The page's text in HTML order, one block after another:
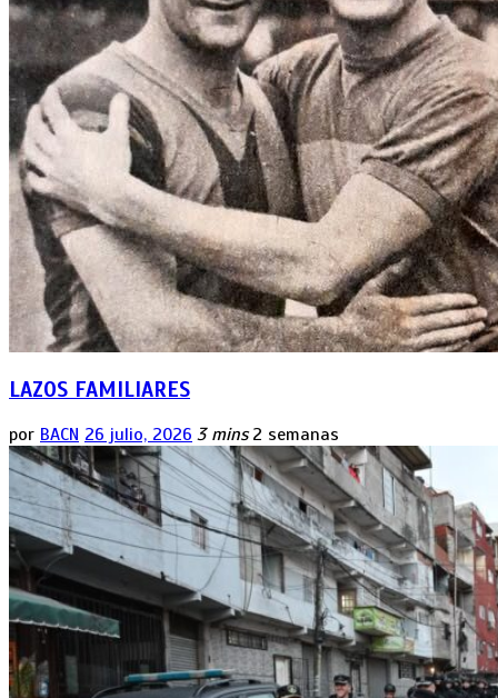
LAZOS FAMILIARES
por BACN 26 julio, 2026 3 mins 2 semanas